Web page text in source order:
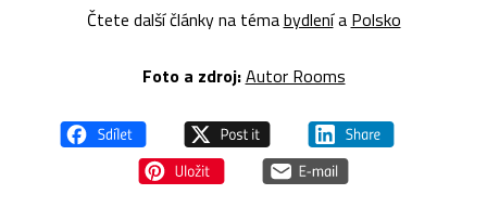
Čtete další články na témabydlenía Polsko
Foto a zdroj:Autor Rooms